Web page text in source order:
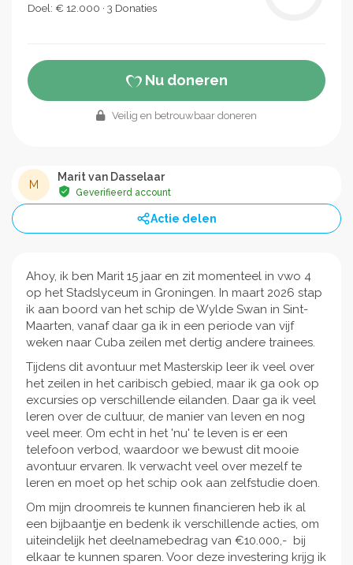
Doel: € 12.000 · 3 Donaties
Nu doneren
Veilig en betrouwbaar doneren
M
Marit van Dasselaar
Geverifieerd account
Actie delen
Ahoy, ik ben Marit 15 jaar en zit momenteel in vwo 4
op het Stadslyceum in Groningen. In maart 2026 stap
ik aan boord van het schip de Wylde Swan in Sint-
Maarten, vanaf daar ga ik in een periode van vijf
weken naar Cuba zeilen met dertig andere trainees.
Tijdens dit avontuur met Masterskip leer ik veel over
het zeilen in het caribisch gebied, maar ik ga ook op
excursies op verschillende eilanden. Daar ga ik veel
leren over de cultuur, de manier van leven en nog
veel meer. Om echt in het 'nu' te leven is er een
telefoon verbod, waardoor we bewust dit mooie
avontuur ervaren. Ik verwacht veel over mezelf te
leren en moet op het schip ook aan zelfstudie doen.
Om mijn droomreis te kunnen financieren heb ik al
een bijbaantje en bedenk ik verschillende acties, om
uiteindelijk het deelnamebedrag van €10.000,- bij
elkaar te kunnen sparen. Voor deze investering krijg ik